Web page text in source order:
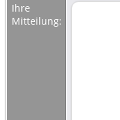
Ihre
Mitteilung: